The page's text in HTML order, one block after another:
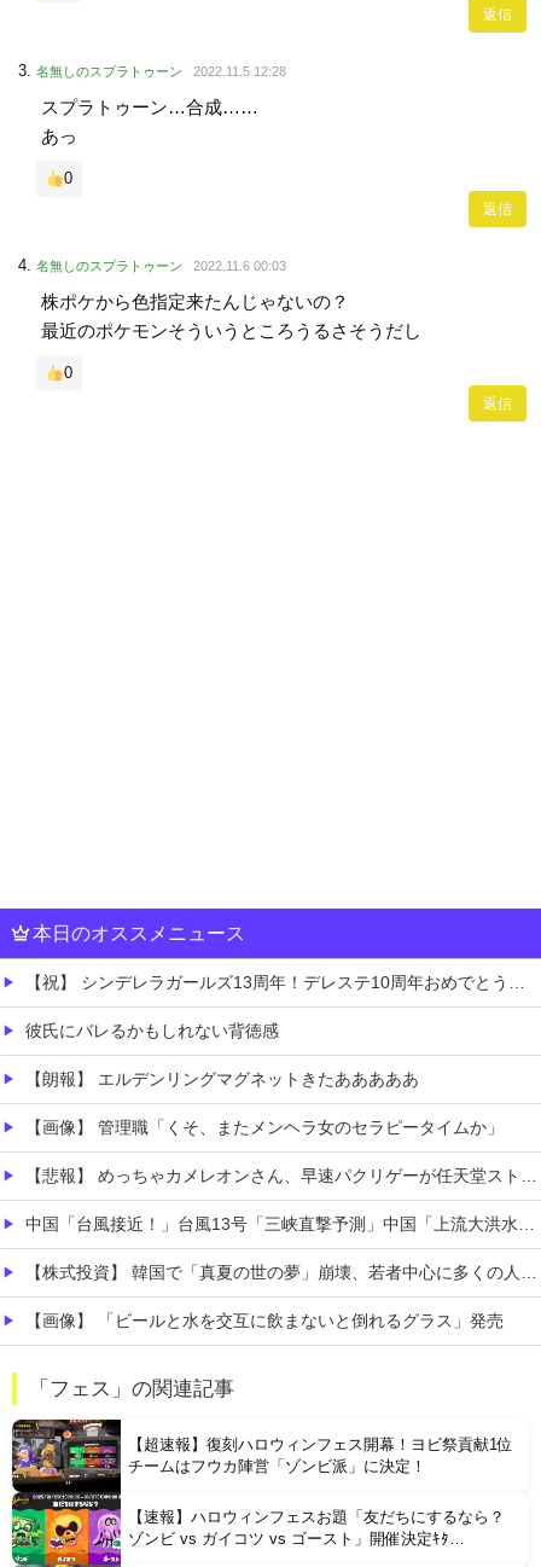
返信
名無しのスプラトゥーン 2022.11.5 12:28
スプラトゥーン…合成……
あっ
0
返信
名無しのスプラトゥーン 2022.11.6 00:03
株ポケから色指定来たんじゃないの？
最近のポケモンそういうところうるさそうだし
0
返信
本日のオススメニュース
【祝】 シンデレラガールズ13周年！デレステ10周年おめでとう！ガチャ更新SSR八神マキノ・イベントSRイヴ、SR望月聖！
彼氏にバレるかもしれない背徳感
【朗報】 エルデンリングマグネットきたあああああ
【画像】 管理職「くそ、またメンヘラ女のセラピータイムか」
【悲報】 めっちゃカメレオンさん、早速パクリゲーが任天堂ストアに登場してしまう……
中国「台風接近！」台風13号「三峡直撃予測」中国「上流大洪水！（三峡上流」中国都市「8/5の映像（動画」三峡ダム「緊急放流（決壊危機」中国「下流大水害（震え声」→
【株式投資】 韓国で「真夏の世の夢」崩壊、若者中心に多くの人が「人生オワタ」―中国メディア
【画像】 「ビールと水を交互に飲まないと倒れるグラス」発売
【画像】 「マスク美人さん、また我々を欺く」←海外でも流行りだした結果がこちらw w w w w w w
「フェス」の関連記事
【超速報】復刻ハロウィンフェス開幕！ヨビ祭貢献1位
チームはフウカ陣営「ゾンビ派」に決定！
【速報】ハロウィンフェスお題「友だちにするなら？
ゾンビ vs ガイコツ vs ゴースト」開催決定ｷﾀ